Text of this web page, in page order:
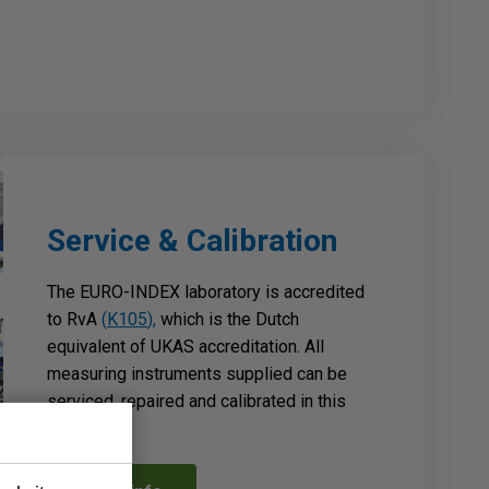
Service & Calibration
The EURO-INDEX laboratory is accredited
to RvA(K105),which is the Dutch
equivalent of UKAS accreditation. All
measuring instruments supplied can be
serviced, repaired and calibrated in this